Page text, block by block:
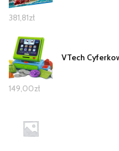
381,81zł
VTech
149,00zł